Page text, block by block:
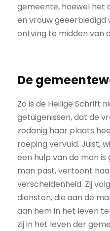
gemeente, hoewel het
en vrouw geëerbiedigd
ontving te midden van
De
Zo is de Heilige Schrift
getuigenissen, dat de
zodanig haar plaats
roeping vervuld. Juist,
een hulp van de man is
man past, vertoont
verscheidenheid. Zij
diensten, die aan de
aan hem in het leven
zij in het leven der